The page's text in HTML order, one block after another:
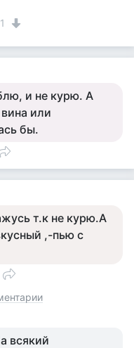
1
и не курю. А
или
бы.
т.к не курю.А
,-пью с
всякий